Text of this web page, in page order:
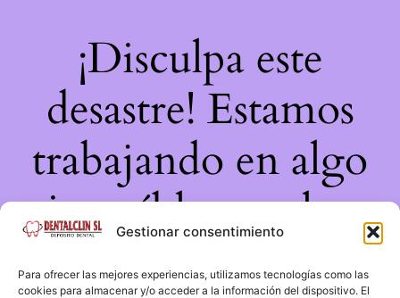
Gestionar consentimiento
Para ofrecer las mejores experiencias, utilizamos tecnologías como las
cookies para almacenar y/o acceder a la información del dispositivo. El
¡Disculpa este
desastre! Estamos
trabajando en algo
increíble, ¡vuelve
pronto!